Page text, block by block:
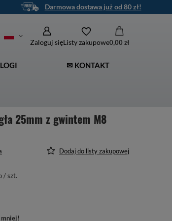
Darmowa dostawa już od 80 zł!
Zaloguj sięListy zakupowe0,00 zł
✉ KONTAKT
25mm z gwintem M8
Dodaj do listy zakupowej
/szt.
mniej!